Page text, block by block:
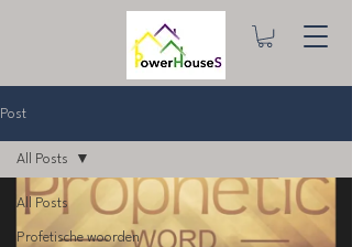
Post
All Posts
Profetische woorden
All Posts